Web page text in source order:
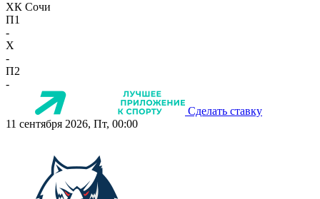
ХК Сочи
П1
-
X
-
П2
-
Сделать ставку
11 сентября 2026, Пт, 00:00